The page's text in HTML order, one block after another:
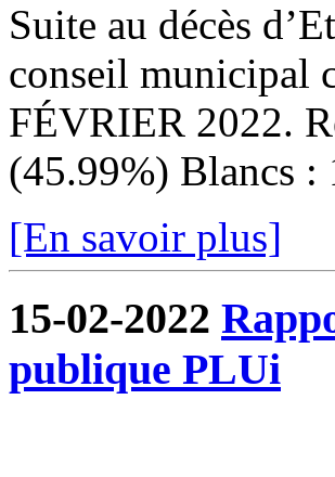
Suite au décès
conseil municipal
FÉVRIER 2022.
(45.99%) Blancs
[En savoir plus]
15-02-2022
publique PLUi